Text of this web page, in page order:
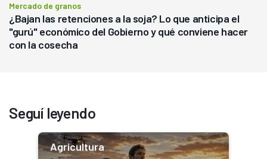
Mercado de granos
¿Bajan las retenciones a la soja? Lo que anticipa el
"gurú" económico del Gobierno y qué conviene hacer
con la cosecha
Seguí leyendo
Agricultura